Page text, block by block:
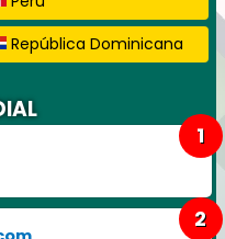
República Dominicana
1
2